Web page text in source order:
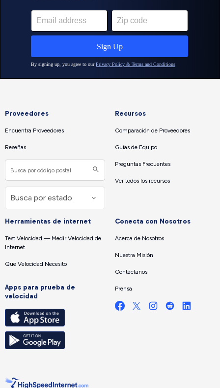
Proveedores
Encuentra Proveedores
Reseñas
Recursos
Comparación de Proveedores
Guías de Equipo
Preguntas Frecuentes
Ver todos los recursos
Herramientas de internet
Test Velocidad — Medir Velocidad de
Internet
Que Velocidad Necesito
Apps para prueba de
velocidad
Conecta con Nosotros
Acerca de Nosotros
Nuestra Misión
Contáctanos
Prensa